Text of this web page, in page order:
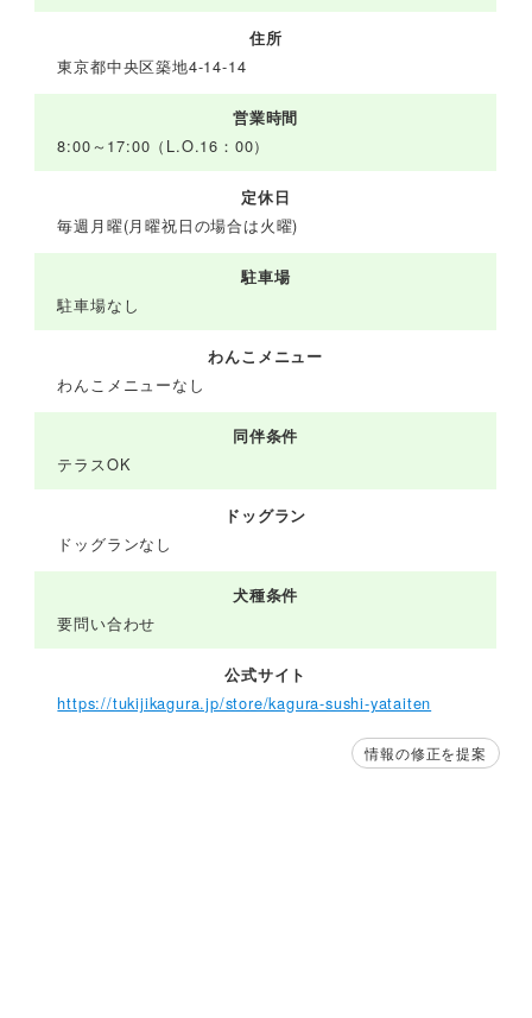
住所
東京都中央区築地4-14-14
営業時間
8:00～17:00（L.O.16：00）
定休日
毎週月曜(月曜祝日の場合は火曜)
駐車場
駐車場なし
わんこメニュー
わんこメニューなし
同伴条件
テラスOK
ドッグラン
ドッグランなし
犬種条件
要問い合わせ
公式サイト
https://tukijikagura.jp/store/kagura-sushi-yataiten
情報の修正を提案